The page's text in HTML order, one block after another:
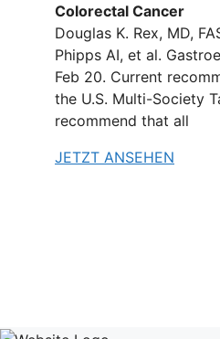
Colorectal Cancer
Douglas K. Rex, MD,
Phipps AI, et al.
Feb 20. Current
the U.S. Multi-Society
recommend that all
JETZT ANSEHEN